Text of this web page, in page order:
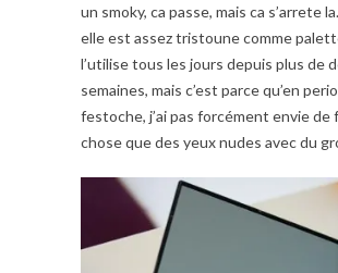
un smoky, ca passe, mais ca s’arrete
elle est assez tristoune comme
l’utilise tous les jours depuis plus de
semaines, mais c’est parce qu’en
festoche, j’ai pas forcément envie de
chose que des yeux nudes avec du